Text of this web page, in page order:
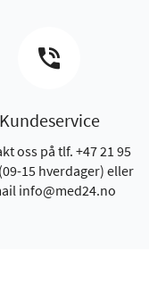
Kundeservice
oss på tlf. +47 21 95
15 hverdager) eller
info@med24.no